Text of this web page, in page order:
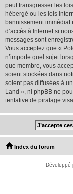
peut transgresser les
hébergé ou les lois
bannissement immédiat
d’accès à Internet si
messages sont
Vous acceptez que «
n’importe quel sujet
que membre, vous
soient stockées dans
soient pas diffusées à
Land », ni phpBB ne
tentative de piratage
Index du forum
Développé